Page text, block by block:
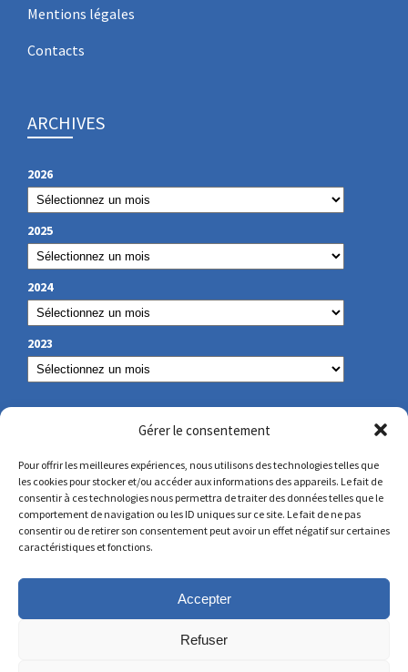
Gérer le consentement
Pour offrir les meilleures expériences, nous utilisons des technologies telles que
les cookies pour stocker et/ou accéder aux informations des appareils. Le fait de
consentir à ces technologies nous permettra de traiter des données telles que le
comportement de navigation ou les ID uniques sur ce site. Le fait de ne pas
consentir ou de retirer son consentement peut avoir un effet négatif sur certaines
caractéristiques et fonctions.
Accepter
Refuser
Mentions légales
Contacts
ARCHIVES
2026
2025
2024
2023
NOS COORDONNÉES
secretariat@lamennais.org
protectionenfance@lamennais.org